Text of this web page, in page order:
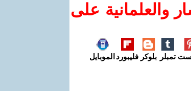
والعلمانية على
تمبلر بلوكر فليبورد الموبايل